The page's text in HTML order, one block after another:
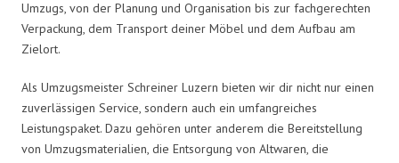
Umzugs, von der Planung und Organisation bis zur fachgerechten
Verpackung, dem Transport deiner Möbel und dem Aufbau am
Zielort.
Als Umzugsmeister Schreiner Luzern bieten wir dir nicht nur einen
zuverlässigen Service, sondern auch ein umfangreiches
Leistungspaket. Dazu gehören unter anderem die Bereitstellung
von Umzugsmaterialien, die Entsorgung von Altwaren, die